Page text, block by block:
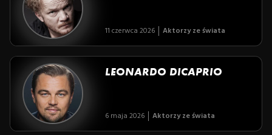
11 czerwca 2026 Aktorzy ze świata
LEONARDO DICAPRIO
6 maja 2026 Aktorzy ze świata